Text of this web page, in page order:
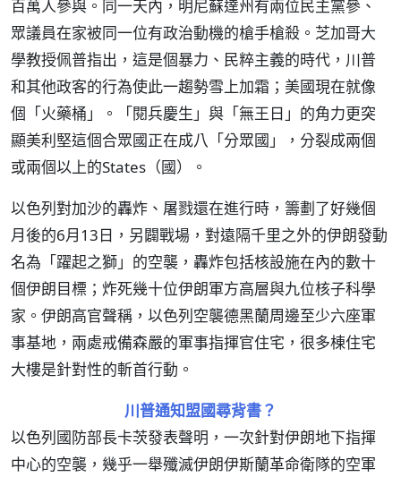
百萬人參與。同一天內，明尼蘇達州有兩位民主黨參、
眾議員在家被同一位有政治動機的槍手槍殺。芝加哥大
學教授佩普指出，這是個暴力、民粹主義的時代，川普
和其他政客的行為使此一趨勢雪上加霜；美國現在就像
個「火藥桶」。「閱兵慶生」與「無王日」的角力更突
顯美利堅這個合眾國正在成八「分眾國」，分裂成兩個
或兩個以上的States（國）。
以色列對加沙的轟炸、屠戮還在進行時，籌劃了好幾個
月後的6月13日，另闢戰場，對遠隔千里之外的伊朗發動
名為「躍起之獅」的空襲，轟炸包括核設施在內的數十
個伊朗目標；炸死幾十位伊朗軍方高層與九位核子科學
家。伊朗高官聲稱，以色列空襲德黑蘭周邊至少六座軍
事基地，兩處戒備森嚴的軍事指揮官住宅，很多棟住宅
大樓是針對性的斬首行動。
川普通知盟國尋背書？
以色列國防部長卡茨發表聲明，一次針對伊朗地下指揮
中心的空襲，幾乎一舉殲滅伊朗伊斯蘭革命衛隊的空軍